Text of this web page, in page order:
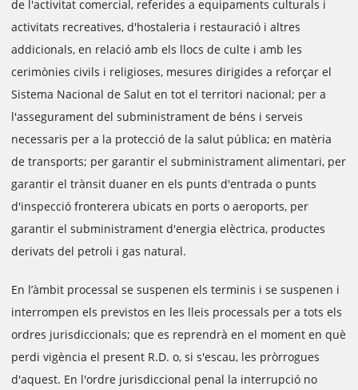
de l'activitat comercial, referides a equipaments culturals i
activitats recreatives, d'hostaleria i restauració i altres
addicionals, en relació amb els llocs de culte i amb les
cerimònies civils i religioses, mesures dirigides a reforçar el
Sistema Nacional de Salut en tot el territori nacional; per a
l'assegurament del subministrament de béns i serveis
necessaris per a la protecció de la salut pública; en matèria
de transports; per garantir el subministrament alimentari, per
garantir el trànsit duaner en els punts d'entrada o punts
d'inspecció fronterera ubicats en ports o aeroports, per
garantir el subministrament d'energia elèctrica, productes
derivats del petroli i gas natural.
En l’àmbit processal se suspenen els terminis i se suspenen i
interrompen els previstos en les lleis processals per a tots els
ordres jurisdiccionals; que es reprendrà en el moment en què
perdi vigència el present R.D. o, si s'escau, les pròrrogues
d'aquest. En l'ordre jurisdiccional penal la interrupció no